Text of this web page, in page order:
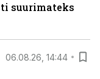
suurimateks
06.08.26, 14:44